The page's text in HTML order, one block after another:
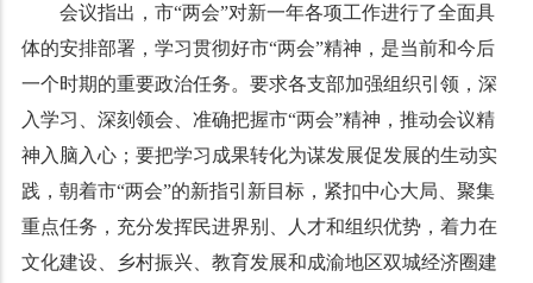
会议指出，市“两会”对新一年各项工作进行了全面具
体的安排部署，学习贯彻好市“两会”精神，是当前和今后
一个时期的重要政治任务。要求各支部加强组织引领，深
入学习、深刻领会、准确把握市“两会”精神，推动会议精
神入脑入心；要把学习成果转化为谋发展促发展的生动实
践，朝着市“两会”的新指引新目标，紧扣中心大局、聚集
重点任务，充分发挥民进界别、人才和组织优势，着力在
文化建设、乡村振兴、教育发展和成渝地区双城经济圈建